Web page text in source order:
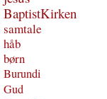
BaptistKirken
samtale
håb
børn
Burundi
Gud